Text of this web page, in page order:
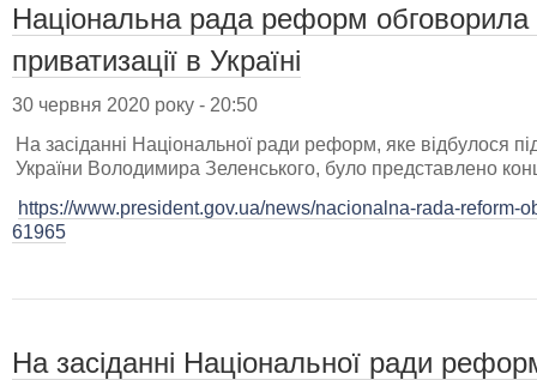
Національна рада реформ обговорила
приватизації в Україні
30 червня 2020 року - 20:50
На засіданні Національної ради реформ, яке відбулося
України Володимира Зеленського, було представлено
https://www.president.gov.ua/news/nacionalna-rada-reform-
61965
На засіданні Національної ради